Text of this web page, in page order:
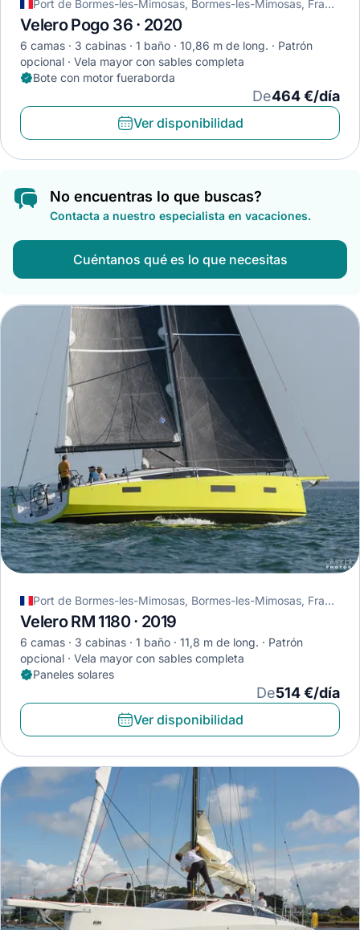
Port de Bormes-les-Mimosas, Bormes-les-Mimosas, Francia
Velero Pogo 36 · 2020
6 camas 3 cabinas 1 baño 10,86 m de long.
Patrón
opcional
Vela mayor con sables completa
Bote con motor fueraborda
De464 €/día
Ver disponibilidad
No encuentras lo que buscas?
Contacta a nuestro especialista en vacaciones.
Cuéntanos qué es lo que necesitas
Port de Bormes-les-Mimosas, Bormes-les-Mimosas, Francia
Velero RM 1180 · 2019
6 camas 3 cabinas 1 baño 11,8 m de long.
Patrón
opcional
Vela mayor con sables completa
Paneles solares
De514 €/día
Ver disponibilidad